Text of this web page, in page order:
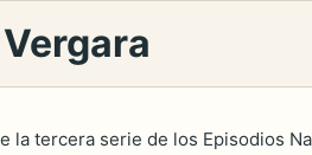
la tercera serie de los Episodios